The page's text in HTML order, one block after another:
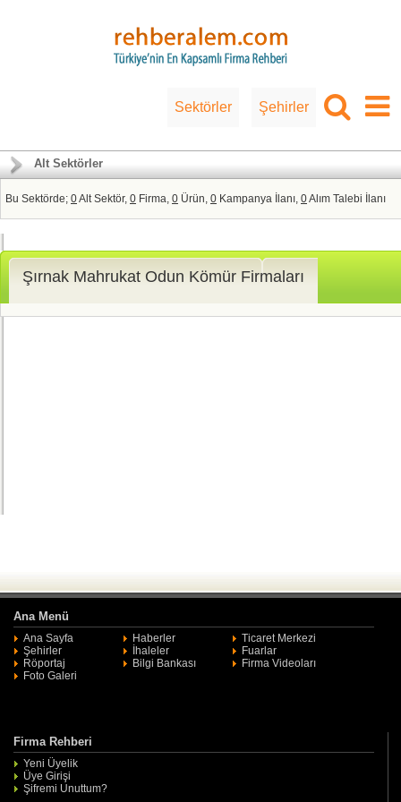
Sektörler Şehirler
Alt Sektörler
Bu Sektörde; 0Alt Sektör, 0 Firma, 0 Ürün, 0 Kampanya İlanı, 0Alım Talebi İlanı
Şırnak Mahrukat Odun Kömür Firmaları
Ana Menü
Ana Sayfa Haberler
Ticaret Merkezi
Şehirler
İhaleler
Fuarlar
Röportaj
Bilgi Bankası
Firma Videoları
Foto Galeri
Firma Rehberi
Yeni Üyelik
Üye Girişi
Şifremi Unuttum?